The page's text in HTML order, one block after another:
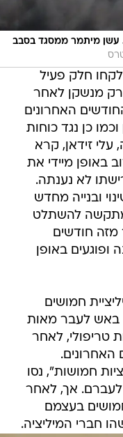
עשן מיתמר ממסגד בסבב
חלק פעיל
מנשקן לאחר
האחרונים
כן נגד כוחות
זידאן, קרא
באופן מיידי את
לא נענתה.
ובנייה מחדש
מתקשה להשתלט
חודשים
באופן
חמושים
באש לעבר מאות
טריפולי, לאחר
חמושות", נסו
אך, לאחר
בעצמם
חברי המיליציה.